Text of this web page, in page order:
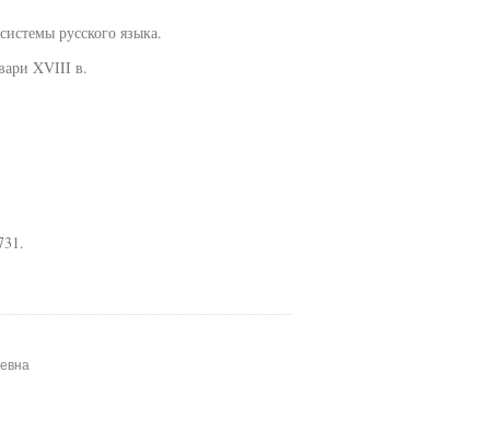
русского языка.
XVIII в.